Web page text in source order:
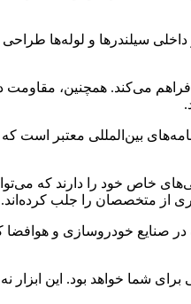
داخلی سیلندرها و لوله‌ها
می‌کند. همچنین، مقاومت
بین‌المللی معتبر است
خاص خود را دارند که
از متخصصان را جلب کرده‌اند.
صنایع خودروسازی و
شما خواهد بود. این